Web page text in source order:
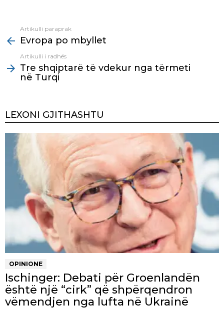
more
Artikulli paraprak
Evropa po mbyllet
Artikulli i radhës
Tre shqiptarë të vdekur nga tërmeti
në Turqi
LEXONI GJITHASHTU
OPINIONE
Ischinger: Debati për Groenlandën
është një “cirk” që shpërqendron
vëmendjen nga lufta në Ukrainë